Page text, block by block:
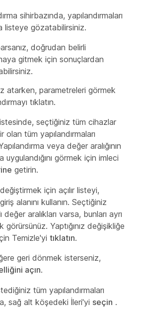
sihirbazında, yapılandırmaları
listeye gözatabilirsiniz.
doğrudan belirli
gitmek için sonuçlardan
atarken, parametreleri görmek
tıklatın.
listesinde, seçtiğiniz tüm cihazlar
olan tüm yapılandırmaları
veya değer aralığının
uygulandığını görmek için imleci
getirin.
için açılır listeyi,
alanını kullanın. Seçtiğiniz
değer aralıkları varsa, bunları ayrı
Yaptığınız değişikliğe
Temizle'yi tıklatın.
geri dönmek isterseniz,
açın.
tüm yapılandırmaları
sağ alt köşedeki İleri'yi seçin .